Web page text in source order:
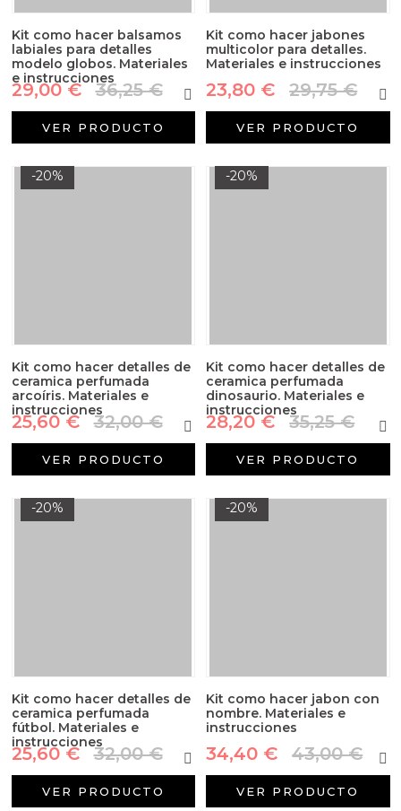
Kit como hacer balsamos
labiales para detalles
modelo globos. Materiales
e instrucciones
29,00 € 36,25 €
VER PRODUCTO
Kit como hacer jabones
multicolor para detalles.
Materiales e instrucciones
23,80 € 29,75 €
VER PRODUCTO
-20%
Kit como hacer detalles de
ceramica perfumada
arcoíris. Materiales e
instrucciones
25,60 € 32,00 €
VER PRODUCTO
-20%
Kit como hacer detalles de
ceramica perfumada
dinosaurio. Materiales e
instrucciones
28,20 € 35,25 €
VER PRODUCTO
-20%
Kit como hacer detalles de
ceramica perfumada
fútbol. Materiales e
instrucciones
25,60 € 32,00 €
VER PRODUCTO
-20%
Kit como hacer jabon con
nombre. Materiales e
instrucciones
34,40 € 43,00 €
VER PRODUCTO